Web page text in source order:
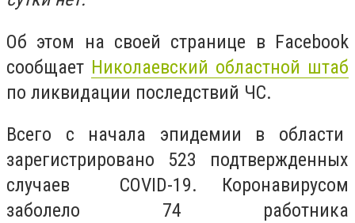
Об этом на своей странице в Facebook
сообщает Николаевский областной штаб
по ликвидации последствий ЧС.
Всего с начала эпидемии в области
зарегистрировано 523 подтвержденных
случаев COVID-19. Коронавирусом
заболело 74 работника